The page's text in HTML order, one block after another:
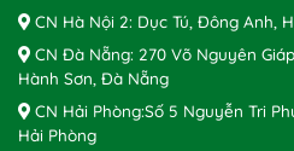
CN Hà Nội 2: Dục Tú, Đông Anh,
CN Đà Nẵng: 270 Võ Nguyên
Hành Sơn, Đà Nẵng
CN Hải Phòng:Số 5 Nguyễn Tri
Hải Phòng